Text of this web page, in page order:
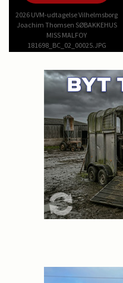
2026 UVM-udtagelse Vilhelmsborg
Joachim Thomsen SØBAKKEHUS
MISS MALFOY
181698_BC_02_00025.JPG